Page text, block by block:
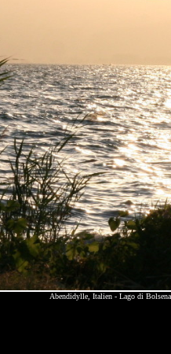
Abendidylle, Italien - Lago di